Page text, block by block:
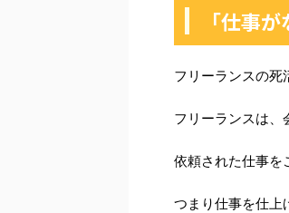
「仕事
フリーランスの死
フリーランスは、
依頼された仕事を
つまり仕事を仕上